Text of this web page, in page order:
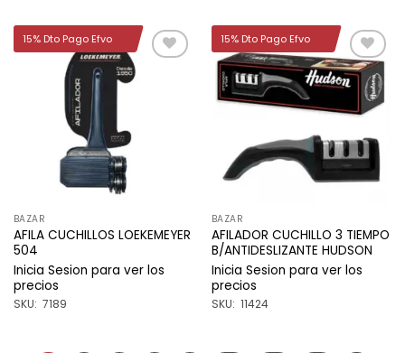
BAZAR
AFILA CUCHILLOS LOEKEMEYER
504
Inicia Sesion para ver los
precios
SKU: 7189
15% Dto Pago Efvo
Añadir
a la
lista de
deseos
BAZAR
AFILADOR CUCHILLO 3 TIEMPO
B/ANTIDESLIZANTE HUDSON
Inicia Sesion para ver los
precios
SKU: 11424
15% Dto Pago Efvo